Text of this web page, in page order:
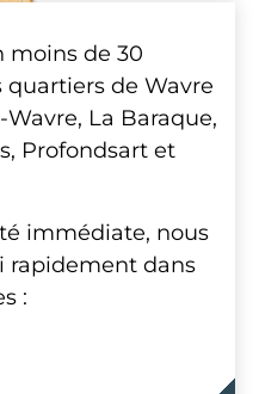
moins de 30
de Wavre
La Baraque,
Profondsart et
immédiate, nous
rapidement dans
: